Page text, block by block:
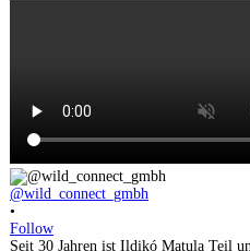
@wild_connect_gmbh
•
Follow
Seit 30 Jahren ist Ildikó Matula Teil